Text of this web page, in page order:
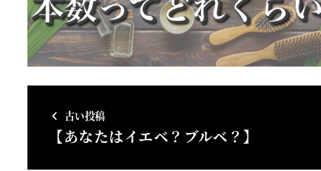
古い投稿
【あなたはイエベ？ブルベ？】